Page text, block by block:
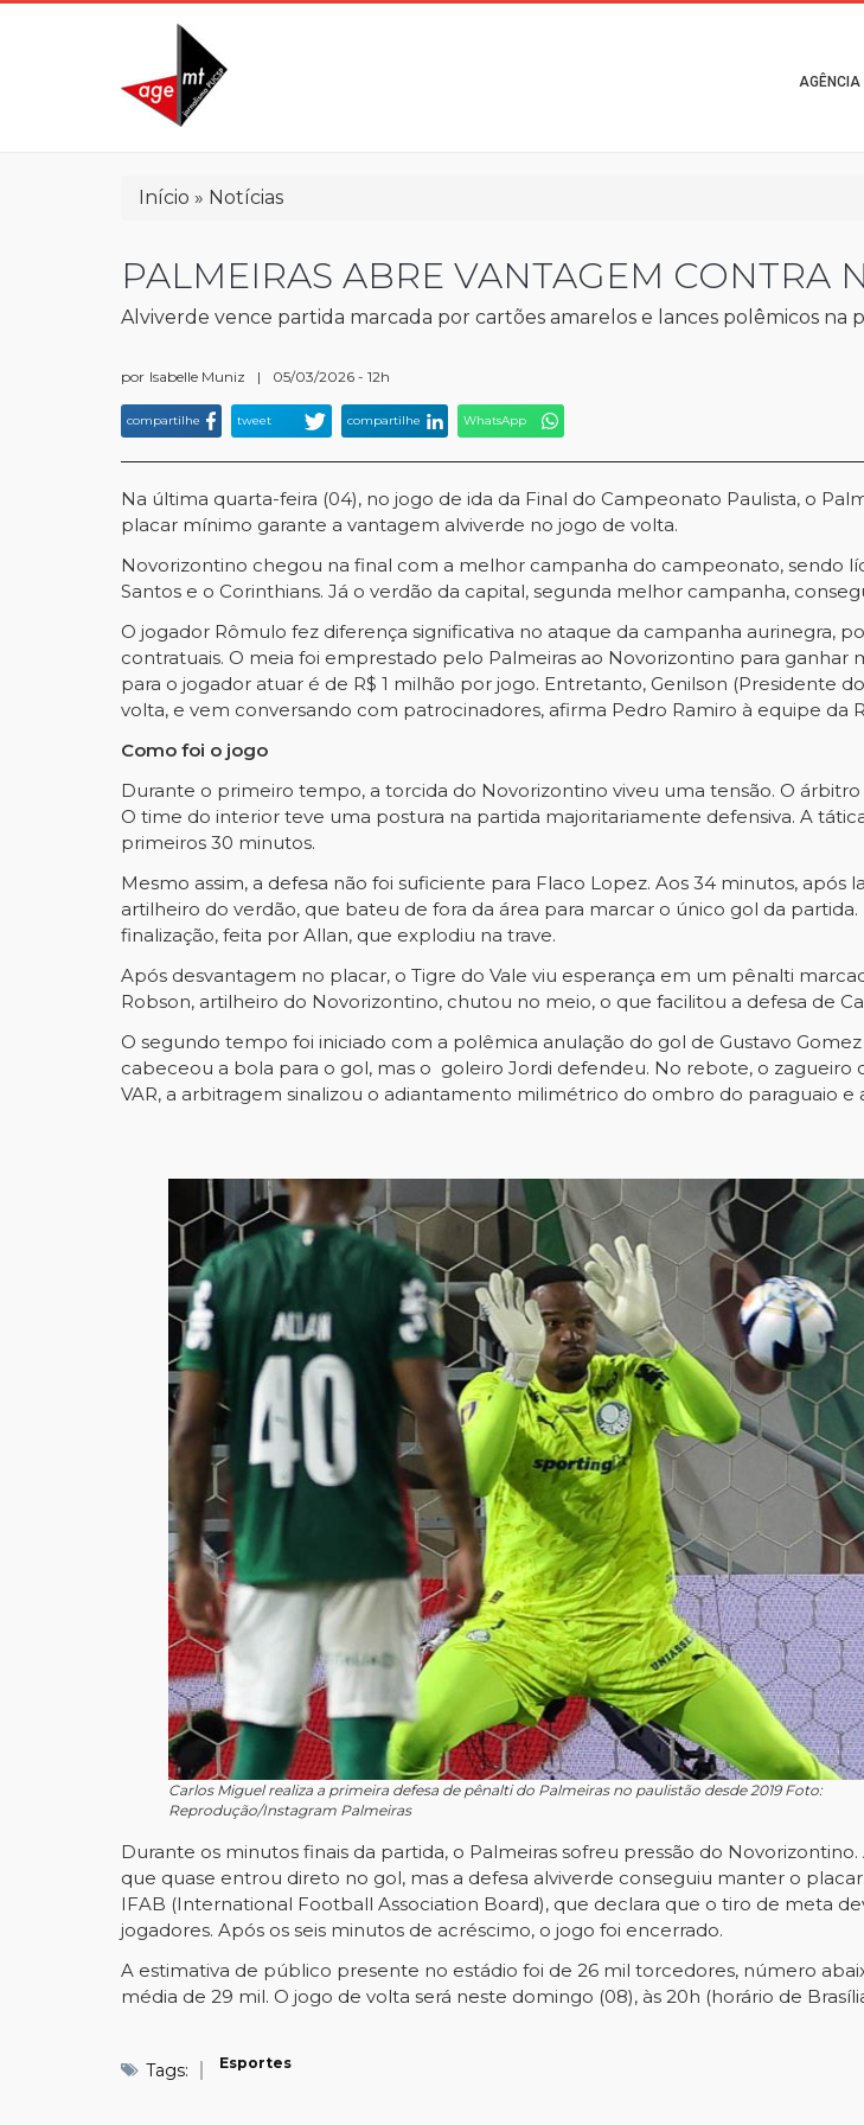
MainAGÊNCIA
Trilha
navegação
Início Notícias
PALMEIRAS ABRE VANTAGEM CONTRA
Alviverde vence partida marcada por cartões amarelos e lances polêmicos na
por Isabelle Muniz | 05/03/2026 - 12h
compartilhe tweet compartilhe WhatsApp
Na última quarta-feira (04), no jogo de ida da Final do Campeonato Paulista, o
placar mínimo garante a vantagem alviverde no jogo de volta.
Novorizontino chegou na final com a melhor campanha do campeonato, sendo
Santos e o Corinthians. Já o verdão da capital, segunda melhor campanha,
O jogador Rômulo fez diferença significativa no ataque da campanha aurinegra,
contratuais. O meia foi emprestado pelo Palmeiras ao Novorizontino para
para o jogador atuar é de R$ 1 milhão por jogo. Entretanto, Genilson (Presidente
volta, e vem conversando com patrocinadores, afirma Pedro Ramiro à equipe da
Como foi o jogo
Durante o primeiro tempo, a torcida do Novorizontino viveu uma tensão. O
O time do interior teve uma postura na partida majoritariamente defensiva. A
primeiros 30 minutos.
Mesmo assim, a defesa não foi suficiente para Flaco Lopez. Aos 34 minutos,
artilheiro do verdão, que bateu de fora da área para marcar o único gol da
finalização, feita por Allan, que explodiu na trave.
Após desvantagem no placar, o Tigre do Vale viu esperança em um pênalti
Robson, artilheiro do Novorizontino, chutou no meio, o que facilitou a defesa de
O segundo tempo foi iniciado com a polêmica anulação do gol de Gustavo
cabeceou a bola para o gol, mas o goleiro Jordi defendeu. No rebote, o
VAR, a arbitragem sinalizou o adiantamento milimétrico do ombro do paraguaio e
Carlos Miguel realiza a primeira defesa de pênalti do Palmeiras no paulistão desde 2019 Foto:
Reprodução/Instagram Palmeiras
Durante os minutos finais da partida, o Palmeiras sofreu pressão do
que quase entrou direto no gol, mas a defesa alviverde conseguiu manter o
IFAB (International Football Association Board), que declara que o tiro de meta
jogadores. Após os seis minutos de acréscimo, o jogo foi encerrado.
A estimativa de público presente no estádio foi de 26 mil torcedores, número
média de 29 mil. O jogo de volta será neste domingo (08), às 20h (horário de
Tags: Esportes